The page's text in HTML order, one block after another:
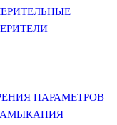
ПАРАМЕТРОВ